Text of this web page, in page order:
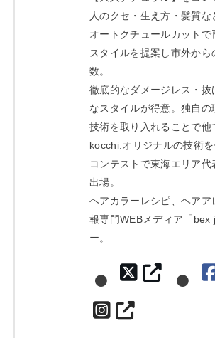
人のクセ・生え方・髪質な
オートクチュールカット
スタイルを提案し市外か
数。
徹底的なダメージレス・
なスタイルが得意。独自
技術を取り入れることで
kocchi.オリジナルの技術を
コンテストで東海エリア
出場。
ヘアカラーレシピ、ヘア
報専門WEBメディア「bex
ー。